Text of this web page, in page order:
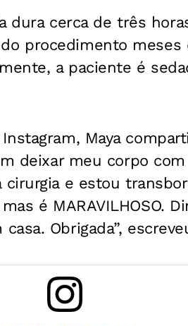
dura cerca de três
procedimento meses
a paciente é
Maya
deixar meu corpo
cirurgia e estou
é MARAVILHOSO.
Obrigada”,